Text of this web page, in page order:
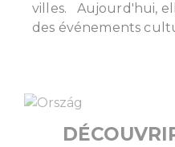
villes.
Aujourd'hui,
des événements